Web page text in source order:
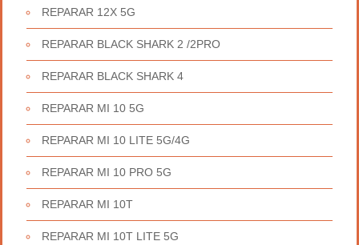
REPARAR 12X 5G
REPARAR BLACK SHARK 2 /2PRO
REPARAR BLACK SHARK 4
REPARAR MI 10 5G
REPARAR MI 10 LITE 5G/4G
REPARAR MI 10 PRO 5G
REPARAR MI 10T
REPARAR MI 10T LITE 5G